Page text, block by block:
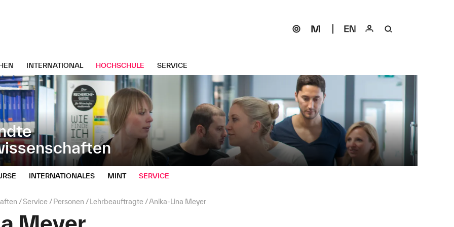
INTERNATIONAL HOCHSCHULE SERVICE
INTERNATIONALES MINT SERVICE
Service Personen Lehrbeauftragte Anika-Lina Meyer